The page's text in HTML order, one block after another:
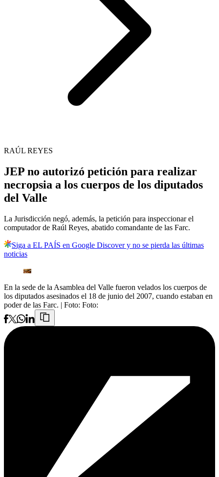
RAÚL REYES
JEP no autorizó petición para realizar
necropsia a los cuerpos de los diputados
del Valle
La Jurisdicción negó, además, la petición para inspeccionar el
computador de Raúl Reyes, abatido comandante de las Farc.
Siga a EL PAÍS en Google Discover y no se pierda las últimas
noticias
En la sede de la Asamblea del Valle fueron velados los cuerpos de
los diputados asesinados el 18 de junio del 2007, cuando estaban en
poder de las Farc. | Foto: Foto: